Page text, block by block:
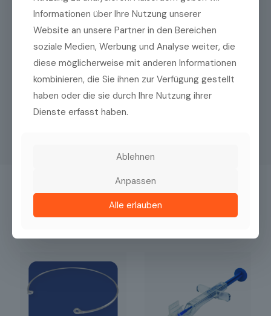
Das könnte Sie auch interessieren
Informationen über Ihre Nutzung unserer
Website an unsere Partner in den Bereichen
soziale Medien, Werbung und Analyse weiter, die
diese möglicherweise mit anderen Informationen
kombinieren, die Sie ihnen zur Verfügung gestellt
haben oder die sie durch Ihre Nutzung ihrer
Dienste erfasst haben.
Ablehnen
Anpassen
Alle erlauben